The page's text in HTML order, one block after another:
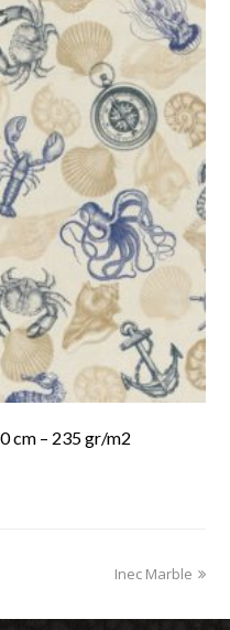
cm – 235 gr/m2
next
Inec Marble